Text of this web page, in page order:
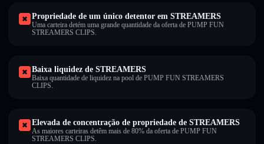
Propriedade de um único detentor em STREAMERS
Uma carteira detém uma grande quantidade da oferta de PUMP FUN
STREAMERS CLIPS.
Baixa liquidez de STREAMERS
Baixa quantidade de liquidez na pool de PUMP FUN STREAMERS
CLIPS.
Elevada de concentração de propriedade de STREAMERS
As maiores carteiras detêm mais de 80% da oferta de PUMP FUN
STREAMERS CLIPS.